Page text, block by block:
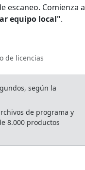
escaneo. Comienza a
equipo local".
de licencias
según la
de programa y
8.000 productos